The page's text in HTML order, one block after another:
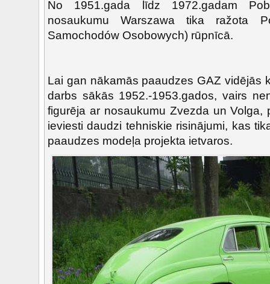
No 1951.gada līdz 1972.gadam
nosaukumu Warszawa tika ražota
Samochodów Osobowych) rūpnīcā.
Lai gan nākamās paaudzes GAZ vidējās
darbs sākās 1952.-1953.gados, vairs
figurēja ar nosaukumu Zvezda un Volga,
ieviesti daudzi tehniskie risinājumi, kas
paaudzes modeļa projekta ietvaros.